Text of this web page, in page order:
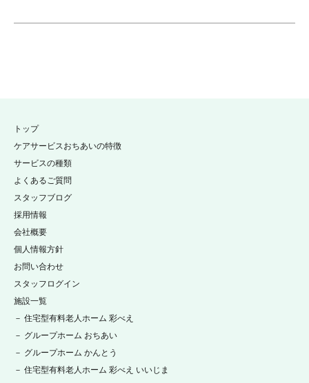
トップ
ケアサービスおちあいの特徴
サービスの種類
よくあるご質問
スタッフブログ
採用情報
施設一覧
－ 住宅型有料老人ホーム 彩べえ
－ グループホーム おちあい
－ グループホーム かんとう
－ 住宅型有料老人ホーム 彩べえ いいじま
会社概要
個人情報方針
お問い合わせ
スタッフログイン